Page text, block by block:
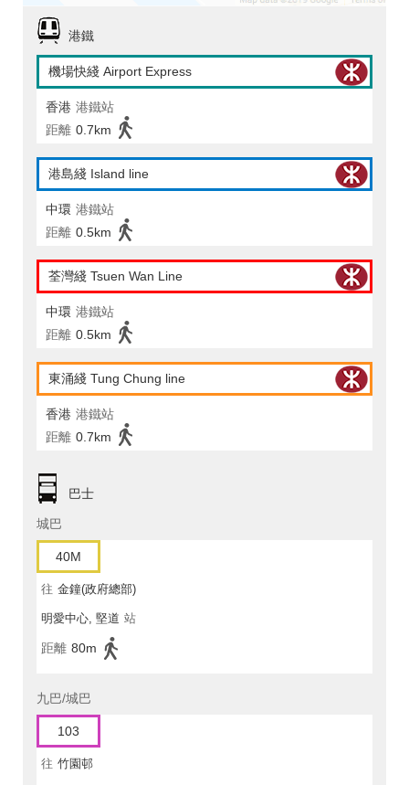
港鐵
機場快綫 Airport Express
香港 港鐵站
距離 0.7km
港島綫 Island line
中環 港鐵站
距離 0.5km
荃灣綫 Tsuen Wan Line
中環 港鐵站
距離 0.5km
東涌綫 Tung Chung line
香港 港鐵站
距離 0.7km
巴士
城巴
40M
往 金鐘(政府總部)
明愛中心, 堅道 站
距離 80m
九巴/城巴
103
往 竹園邨